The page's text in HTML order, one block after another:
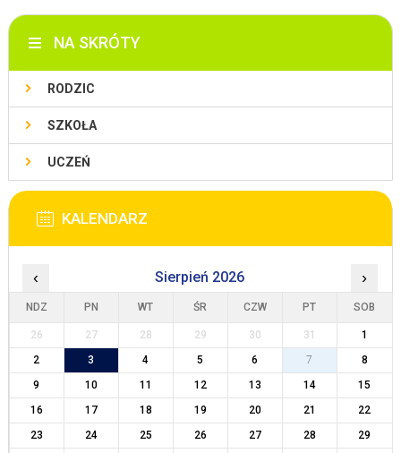
NA SKRÓTY
RODZIC
SZKOŁA
UCZEŃ
KALENDARZ
‹ Sierpień 2026 ›
NDZ PN WT ŚR CZW PT SOB
26 27 28 29 30 31
1
2
3 4 5 6 7
8
9
10 11 12 13 14
15
16
17 18 19 20 21
22
23
24 25 26 27 28
29